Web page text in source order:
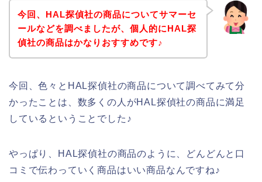
今回、HAL探偵社の商品についてサマーセ
ールなどを調べましたが、個人的にHAL探
偵社の商品はかなりおすすめです♪
今回、色々とHAL探偵社の商品について調べてみて分
かったことは、数多くの人がHAL探偵社の商品に満足
しているということでした♪
やっぱり、HAL探偵社の商品のように、どんどんと口
コミで伝わっていく商品はいい商品なんですね♪